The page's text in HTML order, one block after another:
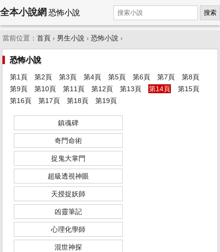
全本小說網 恐怖小說 搜索
當前位置： 首頁 › 男生小說 › 恐怖小說 ›
恐怖小說
第1頁 第2頁 第3頁 第4頁 第5頁 第6頁 第7頁
第8頁
第9頁
第10頁 第11頁 第12頁 第13頁 第14頁
第15頁
第16頁
第17頁 第18頁 第19頁
鎮魂碑
奇門命術
捉鬼大掌門
超級透視神眼
天授捉妖師
凶靈筆記
心理化學師
混世神探